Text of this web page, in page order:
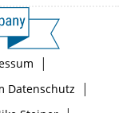
|
Datenschutz |